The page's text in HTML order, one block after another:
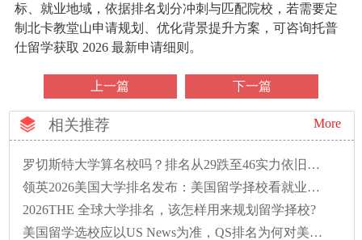
标、就业地域，依据排名划分冲刺与匹配院校，若需要定
制北卡教堂山申请规划、优化背景提升方案，可咨询托普
仕留学获取 2026 最新申请细则。
上一篇 下一篇
相关推荐 More
罗切斯特大学算名校吗？排名从29跌至46实力依旧硬核
领英2026美国大学排名发布：美国留学择校看就业性价比的时代已来
2026THE 全球大学排名，该怎样用来规划留学择校?
美国留学选校应以US News为准，QS排名为何对美校不友好？